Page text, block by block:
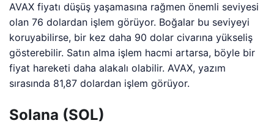
AVAX fiyatı düşüş yaşamasına rağmen önemli seviyesi
olan 76 dolardan işlem görüyor. Boğalar bu seviyeyi
koruyabilirse, bir kez daha 90 dolar civarına yükseliş
gösterebilir. Satın alma işlem hacmi artarsa, böyle bir
fiyat hareketi daha alakalı olabilir. AVAX, yazım
sırasında 81,87 dolardan işlem görüyor.
Solana (SOL)